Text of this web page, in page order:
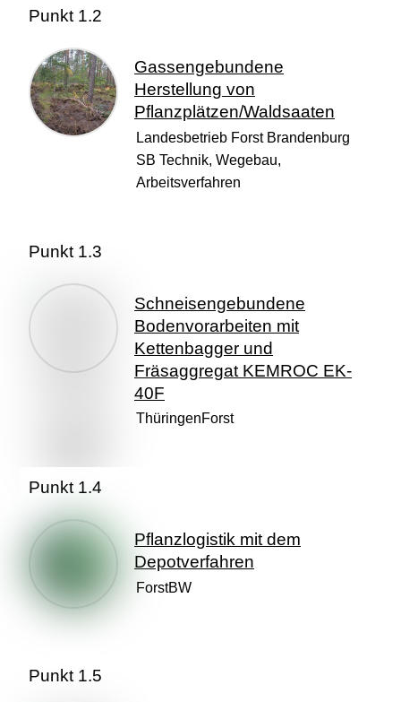
Punkt 1.2
Gassengebundene
Herstellung von
Pflanzplätzen/Waldsaaten
Landesbetrieb Forst Brandenburg
SB Technik, Wegebau,
Arbeitsverfahren
Punkt 1.3
Schneisengebundene
Bodenvorarbeiten mit
Kettenbagger und
Fräsaggregat KEMROC EK-
40F
ThüringenForst
Punkt 1.4
Pflanzlogistik mit dem
Depotverfahren
ForstBW
Punkt 1.5